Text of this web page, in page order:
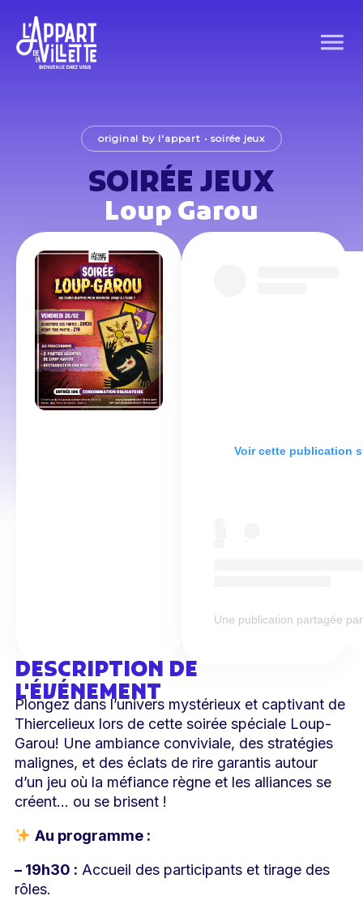
original by l'appart •soirée jeux
SOIRÉE JEUX
Loup Garou
Voir cette publication
Une publication partagée
DESCRIPTION DE
L'ÉVÉNEMENT
Plongez dans l’univers mystérieux et captivant de
Thiercelieux lors de cette soirée spéciale Loup-
Garou! Une ambiance conviviale, des stratégies
malignes, et des éclats de rire garantis autour
d’un jeu où la méfiance règne et les alliances se
créent… ou se brisent !
Au programme :
– 19h30 : Accueil des participants et tirage des
rôles.